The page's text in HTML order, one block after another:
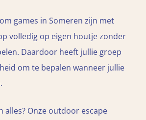
games in Someren zijn met
volledig op eigen houtje zonder
Daardoor heeft jullie groep
om te bepalen wanneer jullie
alles? Onze outdoor escape